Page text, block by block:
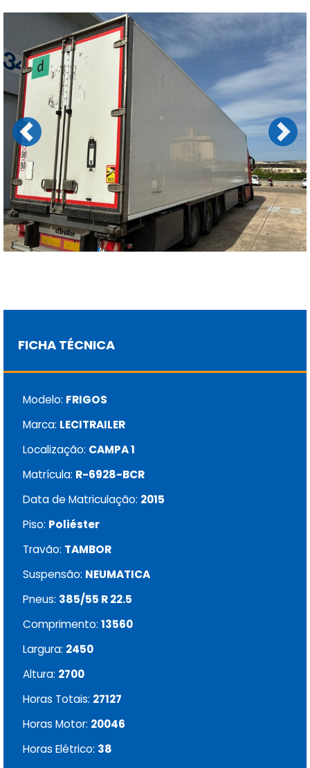
Previous Next
FICHA TÉCNICA
Modelo: FRIGOS
Marca: LECITRAILER
Localização: CAMPA 1
Matrícula: R-6928-BCR
Data de Matriculação: 2015
Piso: Poliéster
Travão: TAMBOR
Suspensão: NEUMATICA
Pneus: 385/55 R 22.5
Comprimento: 13560
Largura: 2450
Altura: 2700
Horas Totais: 27127
Horas Motor: 20046
Horas Elétrico: 38